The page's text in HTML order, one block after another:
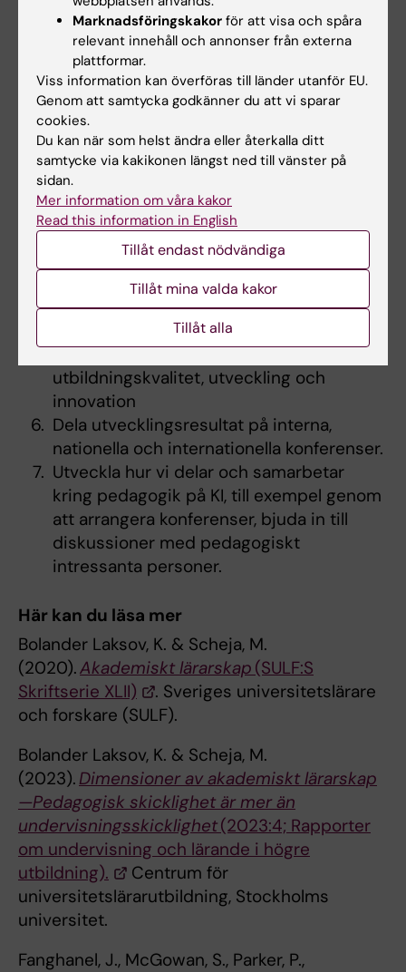
kulturer möjliggörs pedagogisk utveckling och
innovation.
Du kan bidra till institutionell utveckling till
exempel genom att:
Medverka till utveckling av
utbildningsprogram.
Sträva efter att bli excellent lärare (
pedagogiska meritportfölj | Medarbetare
På ledarskapsnivå stödja såväl egen som
lärares pedagogiska utveckling.
Skapa förutsättningar för hållbarhet för
pedagogiska utvecklingsinitiativ.
Skapa kollegier och pedagogiska
mötesplatser för diskussioner om
utbildningskvalitet, utveckling och
innovation
Dela utvecklingsresultat på interna,
nationella och internationella konferenser.
Utveckla hur vi delar och samarbetar
kring pedagogik på KI, till exempel genom
att arrangera konferenser, bjuda in till
diskussioner med pedagogiskt
intressanta personer.
Här kan du läsa mer
Bolander Laksov, K. & Scheja, M.
(2020).Akademiskt lärarskap (SULF:S
Skriftserie XLII)
. Sveriges universitetslärare
och forskare (SULF).
Bolander Laksov, K. & Scheja, M.
(2023).Dimensioner av akademiskt lärarskap
—Pedagogisk skicklighet är mer än
undervisningsskicklighet(2023:4; Rapporter
om undervisning och lärande i högre
utbildning).
Centrum för
universitetslärarutbildning, Stockholms
universitet.
Fanghanel, J., McGowan, S., Parker, P.,
Marknadsföringskakor för att visa och spåra
relevant innehåll och annonser från externa
plattformar.
Viss information kan överföras till länder utanför EU.
Genom att samtycka godkänner du att vi sparar
cookies.
Du kan när som helst ändra eller återkalla ditt
samtycke via kakikonen längst ned till vänster på
sidan.
Mer information om våra kakor
Read this information in English
Tillåt endast nödvändiga
Tillåt mina valda kakor
Tillåt alla